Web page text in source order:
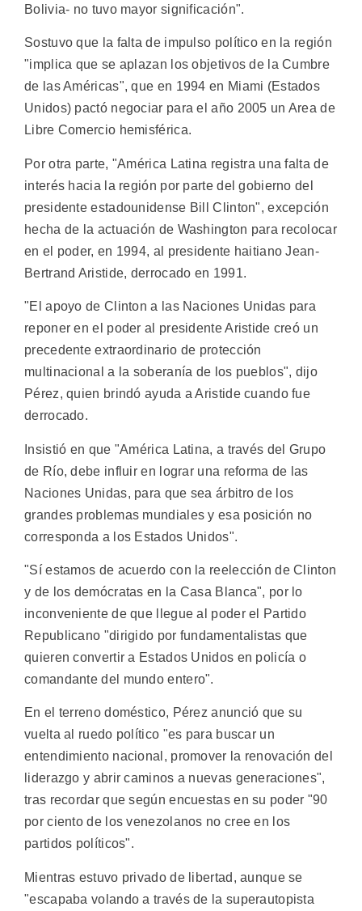
Bolivia- no tuvo mayor significación".
Sostuvo que la falta de impulso político en la región
"implica que se aplazan los objetivos de la Cumbre
de las Américas", que en 1994 en Miami (Estados
Unidos) pactó negociar para el año 2005 un Area de
Libre Comercio hemisférica.
Por otra parte, "América Latina registra una falta de
interés hacia la región por parte del gobierno del
presidente estadounidense Bill Clinton", excepción
hecha de la actuación de Washington para recolocar
en el poder, en 1994, al presidente haitiano Jean-
Bertrand Aristide, derrocado en 1991.
"El apoyo de Clinton a las Naciones Unidas para
reponer en el poder al presidente Aristide creó un
precedente extraordinario de protección
multinacional a la soberanía de los pueblos", dijo
Pérez, quien brindó ayuda a Aristide cuando fue
derrocado.
Insistió en que "América Latina, a través del Grupo
de Río, debe influir en lograr una reforma de las
Naciones Unidas, para que sea árbitro de los
grandes problemas mundiales y esa posición no
corresponda a los Estados Unidos".
"Sí estamos de acuerdo con la reelección de Clinton
y de los demócratas en la Casa Blanca", por lo
inconveniente de que llegue al poder el Partido
Republicano "dirigido por fundamentalistas que
quieren convertir a Estados Unidos en policía o
comandante del mundo entero".
En el terreno doméstico, Pérez anunció que su
vuelta al ruedo político "es para buscar un
entendimiento nacional, promover la renovación del
liderazgo y abrir caminos a nuevas generaciones",
tras recordar que según encuestas en su poder "90
por ciento de los venezolanos no cree en los
partidos políticos".
Mientras estuvo privado de libertad, aunque se
"escapaba volando a través de la superautopista